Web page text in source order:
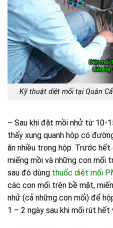
Kỹ thuật diệt mối tại Quận
– Sau khi đặt mồi nhử từ 10-
thấy xung quanh hộp có
ăn nhiều trong hộp. Trước
miếng mồi và những con mối
sau đó dùng thuốc diệt mối
các con mối trên bề mặt,
nhử (cả những con mối) để
1 – 2 ngày sau khi mối rút